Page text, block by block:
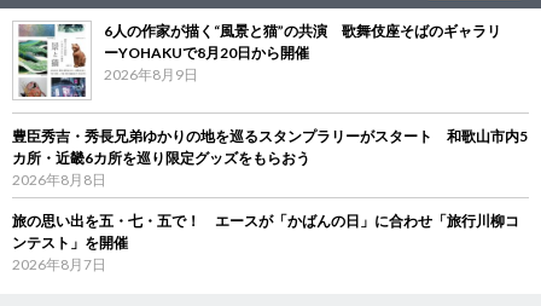
6人の作家が描く“風景と猫”の共演 歌舞伎座そばのギャラリ
ーYOHAKUで8月20日から開催
2026年8月9日
豊臣秀吉・秀長兄弟ゆかりの地を巡るスタンプラリーがスタート 和歌山市内5
カ所・近畿6カ所を巡り限定グッズをもらおう
2026年8月8日
旅の思い出を五・七・五で！ エースが「かばんの日」に合わせ「旅行川柳コ
ンテスト」を開催
2026年8月7日